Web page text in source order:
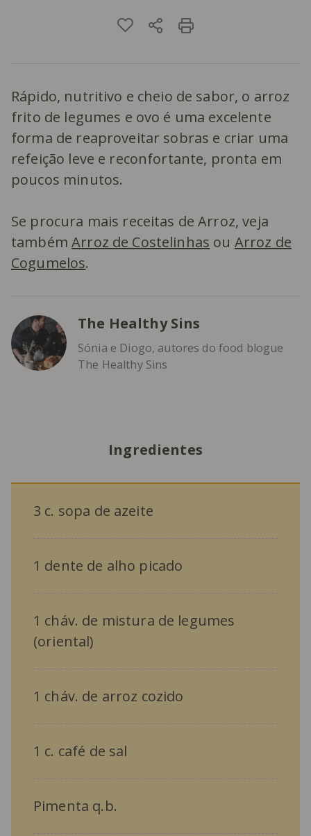
Rápido, nutritivo e cheio de sabor, o arroz
frito de legumes e ovo é uma excelente
forma de reaproveitar sobras e criar uma
refeição leve e reconfortante, pronta em
poucos minutos.
Se procura mais receitas de Arroz, veja
tambémArroz de Costelinhas ou Arroz de
Cogumelos.
The Healthy Sins
Sónia e Diogo, autores do food blogue
The Healthy Sins
Ingredientes
3 c. sopa de azeite
1 dente de alho picado
1 cháv. de mistura de legumes
(oriental)
1 cháv. de arroz cozido
1 c. café de sal
Pimenta q.b.